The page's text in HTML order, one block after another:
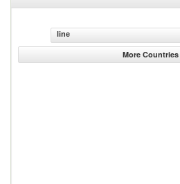
line
More Countries